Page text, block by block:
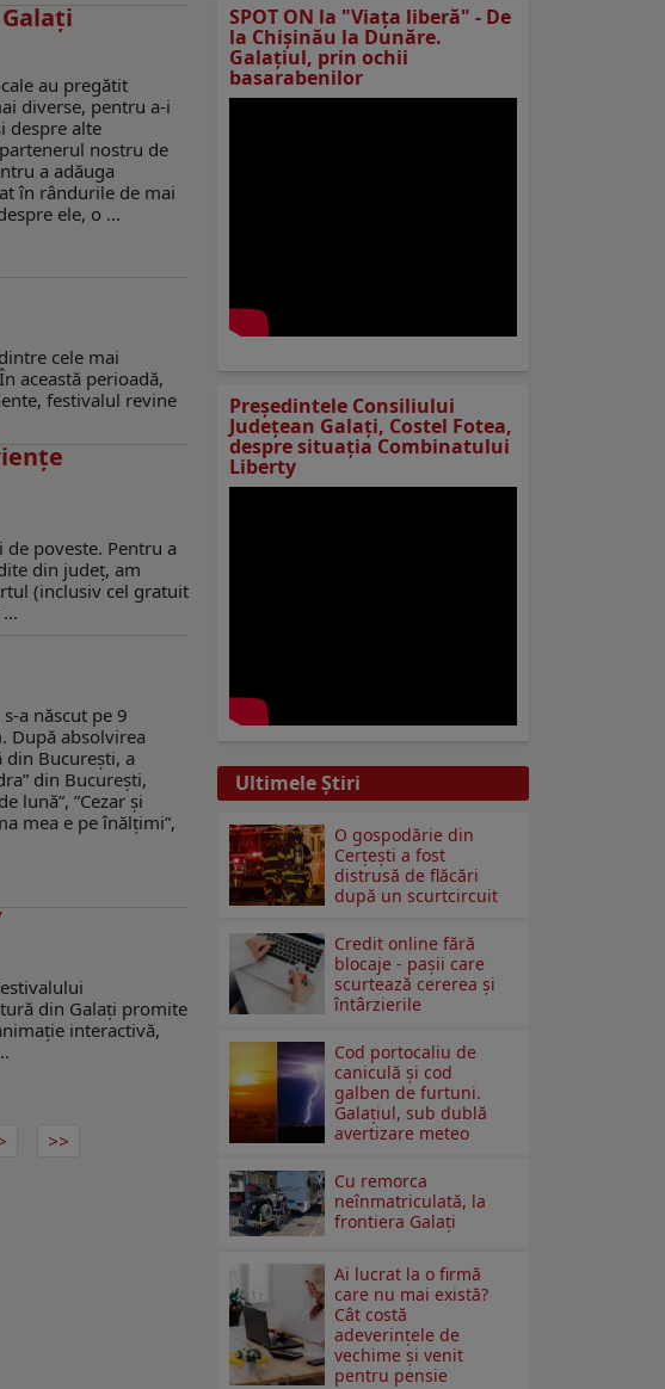
au pregătit
diverse, pentru a-i
despre alte
nostru de
a adăuga
în rândurile de mai
ele, o ...
cele mai
această perioadă,
festivalul revine
poveste. Pentru a
din județ, am
(inclusiv cel gratuit
a născut pe 9
După absolvirea
București, a
din București,
lună”, ”Cezar și
mea e pe înălțimi”,
din Galați promite
interactivă,
SPOT ON la "Viaţa liberă" - De
la Chișinău la Dunăre.
Galațiul, prin ochii
basarabenilor
Preşedintele Consiliului
Judeţean Galaţi, Costel Fotea,
despre situaţia Combinatului
Liberty
Ultimele Ştiri
O gospodărie din
Cerțești a fost
distrusă de flăcări
după un scurtcircuit
Credit online fără
blocaje - pașii care
scurtează cererea și
întârzierile
Cod portocaliu de
caniculă și cod
galben de furtuni.
Galațiul, sub dublă
avertizare meteo
Cu remorca
neînmatriculată, la
frontiera Galați
Ai lucrat la o firmă
care nu mai există?
Cât costă
adeverințele de
vechime și venit
pentru pensie